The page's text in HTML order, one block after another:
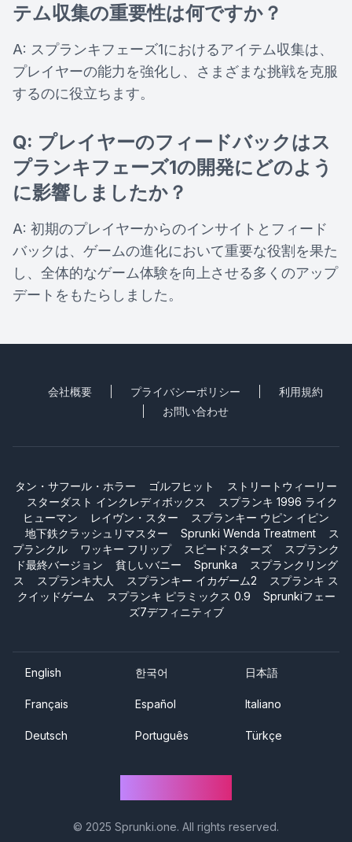
テム収集の重要性は何ですか？
A: スプランキフェーズ1におけるアイテム収集は、
プレイヤーの能力を強化し、さまざまな挑戦を克服
するのに役立ちます。
Q: プレイヤーのフィードバックはス
プランキフェーズ1の開発にどのよう
に影響しましたか？
A: 初期のプレイヤーからのインサイトとフィード
バックは、ゲームの進化において重要な役割を果た
し、全体的なゲーム体験を向上させる多くのアップ
デートをもたらしました。
会社概要 プライバシーポリシー
利用規約
お問い合わせ
タン・サフール・ホラー ゴルフヒット
ストリートウィーリー
スターダスト インクレディボックス
スプランキ 1996 ライク
ヒューマン
レイヴン・スター
スプランキー ウピン イピン
地下鉄クラッシュリマスター
Sprunki Wenda Treatment
ス
プランクル
ワッキー フリップ スピードスターズ
スプランク
ド最終バージョン
貧しいバニー Sprunka
スプランクリング
ス
スプランキ大人 スプランキー イカゲーム2
スプランキ ス
クイッドゲーム
スプランキ ピラミックス 0.9
Sprunkiフェー
ズ7デフィニティブ
English 한국어 日本語
Français Español Italiano
Deutsch Português Türkçe
© 2025 Sprunki.one. All rights reserved.